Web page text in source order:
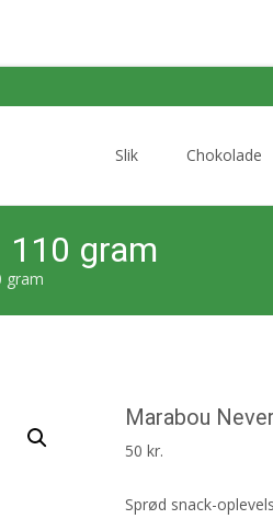
Slik Chokolade
110 gram
gram
Marabou
50 kr.
Sprød snack-